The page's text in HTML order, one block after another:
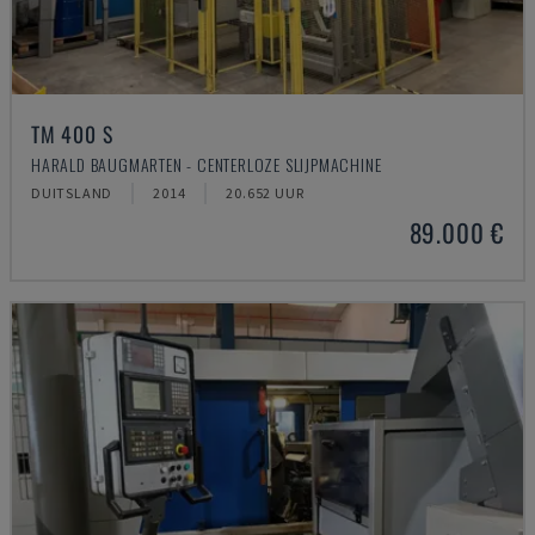
TM 400 S
HARALD BAUGMARTEN - CENTERLOZE SLIJPMACHINE
DUITSLAND 2014 20.652 UUR
89.000 €